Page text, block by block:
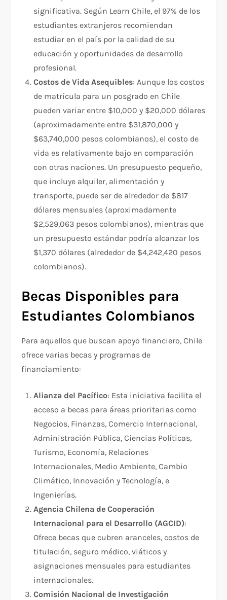
significativa. Según Learn Chile, el 97% de los
estudiantes extranjeros recomiendan
estudiar en el país por la calidad de su
educación y oportunidades de desarrollo
profesional.
Costos de Vida Asequibles: Aunque los costos
de matrícula para un posgrado en Chile
pueden variar entre $10,000 y $20,000 dólares
(aproximadamente entre $31,870,000 y
$63,740,000 pesos colombianos), el costo de
vida es relativamente bajo en comparación
con otras naciones. Un presupuesto pequeño,
que incluye alquiler, alimentación y
transporte, puede ser de alrededor de $817
dólares mensuales (aproximadamente
$2,529,063 pesos colombianos), mientras que
un presupuesto estándar podría alcanzar los
$1,370 dólares (alrededor de $4,242,420 pesos
colombianos).
Becas Disponibles para
Estudiantes Colombianos
Para aquellos que buscan apoyo financiero, Chile
ofrece varias becas y programas de
financiamiento:
Alianza del Pacífico: Esta iniciativa facilita el
acceso a becas para áreas prioritarias como
Negocios, Finanzas, Comercio Internacional,
Administración Pública, Ciencias Políticas,
Turismo, Economía, Relaciones
Internacionales, Medio Ambiente, Cambio
Climático, Innovación y Tecnología, e
Ingenierías.
Agencia Chilena de Cooperación
Internacional para el Desarrollo (AGCID):
Ofrece becas que cubren aranceles, costos de
titulación, seguro médico, viáticos y
asignaciones mensuales para estudiantes
internacionales.
Comisión Nacional de Investigación